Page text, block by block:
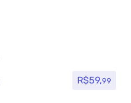
R$59,99